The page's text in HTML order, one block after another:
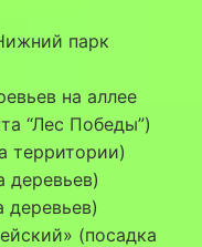
парк
на аллее
“Лес Победы”)
территории)
деревьев)
деревьев)
(посадка